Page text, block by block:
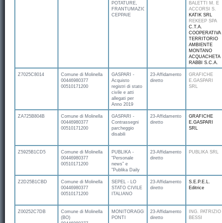
POTATURE,
FRANTUMAZIONE
CEPPAIE
BALETTI M. E
ACCORSI S.
KATIK SRL
REKEEP SPA
C.T.A.
COOPERATIVA
TERRITORIO
AMBIENTE
MONTANO
ACQUACHETA
RABBI S.C.A.
Z7025C8014
Comune di Molinella
00446980377
00510171200
GASPARI -
Acquisto
registri di stato
civile e atti
allegati per
Anno 2019
23-Affidamento
diretto
GRAFICHE
E.GASPARI
SRL
ZA725B804B
Comune di Molinella
00446980377
00510171200
GASPARI -
Contrassegni
parcheggio
disabili
23-Affidamento
diretto
GRAFICHE
E.GASPARI
SRL
Z5925B1CD5
Comune di Molinella
00446980377
00510171200
PUBLIKA -
“Personale
news” e
”Publika Daily
23-Affidamento
diretto
PUBLIKA SRL
Z2D25B1CBD
Comune di Molinella
00446980377
00510171200
SEPEL - LO
STATO CIVILE
ITALIANO
23-Affidamento
diretto
S.E.P.E.L.
Editrice
Z00252C7DB
Comune di Molinella
(BO)
MONITORAGGIO
PONTI
23-Affidamento
diretto
ING. PATRIZIO
BESSI